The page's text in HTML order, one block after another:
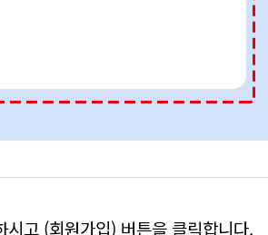
고 (회원가입) 버튼을 클릭합니다.